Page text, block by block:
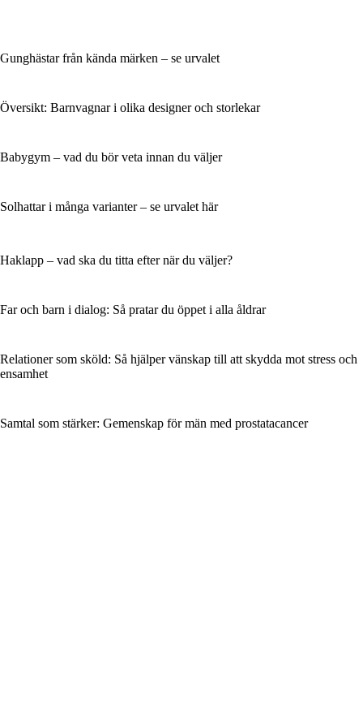
Gunghästar från kända märken – se urvalet
Översikt: Barnvagnar i olika designer och storlekar
Babygym – vad du bör veta innan du väljer
Solhattar i många varianter – se urvalet här
Haklapp – vad ska du titta efter när du väljer?
Far och barn i dialog: Så pratar du öppet i alla åldrar
Relationer som sköld: Så hjälper vänskap till att skydda mot stress och
ensamhet
Samtal som stärker: Gemenskap för män med prostatacancer